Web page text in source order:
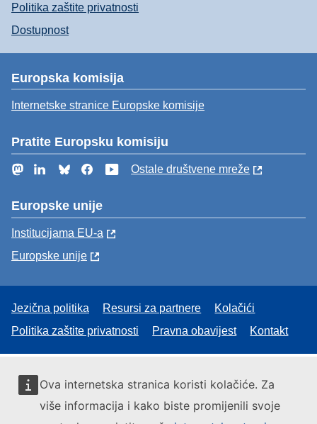
Ova internetska stranica koristi kolačiće. Za
više informacija i kako biste promijenili svoje
Politika zaštite privatnosti
Dostupnost
Europska komisija
Internetske stranice Europske komisije
Pratite Europsku komisiju
MastodonLinkedInBlueskyFacebookYouTube
Ostale društvene mreže
Europske unije
Institucijama EU-a
Europske unije
Jezična politika Resursi za partnere
Kolačići
Politika zaštite privatnosti
Pravna obavijest Kontakt